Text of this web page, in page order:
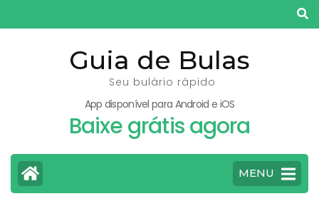
para
Guia de Bulas
Seu bulário rápido
App disponível para Android e iOS
Baixe grátis agora
MENU